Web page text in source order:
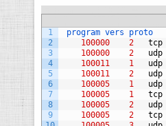
1
2
3
4
5
6
7
8
9
program vers proto
100000
2 tcp
100000
2 udp
100011
1 udp
100011
2 udp
100005
1 udp
100005
1 tcp
100005
2 udp
100005
2 tcp